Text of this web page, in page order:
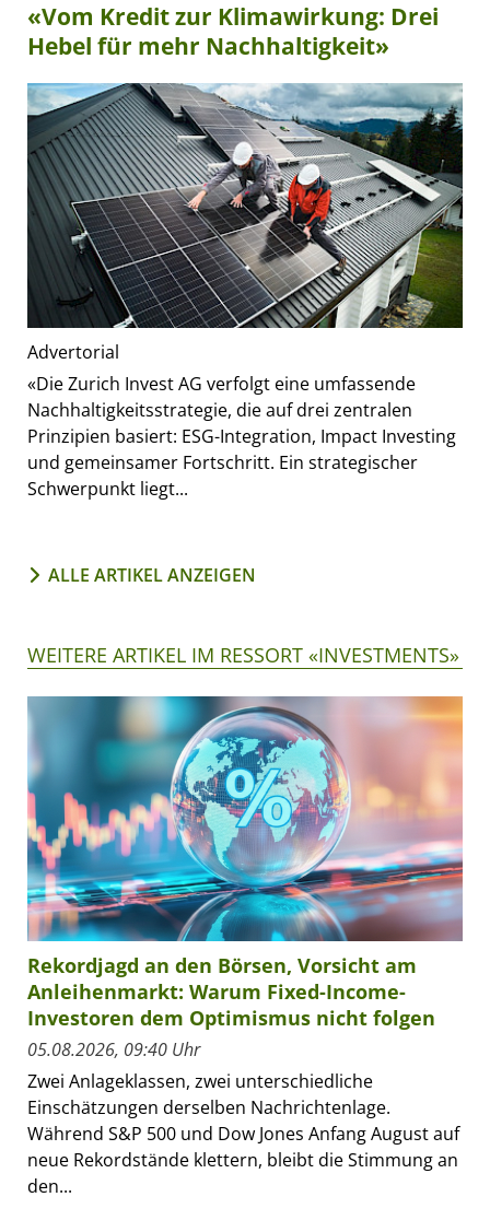
«Vom Kredit zur Klimawirkung: Drei
Hebel für mehr Nachhaltigkeit»
Advertorial
«Die Zurich Invest AG verfolgt eine umfassende
Nachhaltigkeitsstrategie, die auf drei zentralen
Prinzipien basiert: ESG-Integration, Impact Investing
und gemeinsamer Fortschritt. Ein strategischer
Schwerpunkt liegt...
ALLE ARTIKEL ANZEIGEN
WEITERE ARTIKEL IM RESSORT «INVESTMENTS»
Rekordjagd an den Börsen, Vorsicht am
Anleihenmarkt: Warum Fixed-Income-
Investoren dem Optimismus nicht folgen
05.08.2026, 09:40 Uhr
Zwei Anlageklassen, zwei unterschiedliche
Einschätzungen derselben Nachrichtenlage.
Während S&P 500 und Dow Jones Anfang August auf
neue Rekordstände klettern, bleibt die Stimmung an
den...